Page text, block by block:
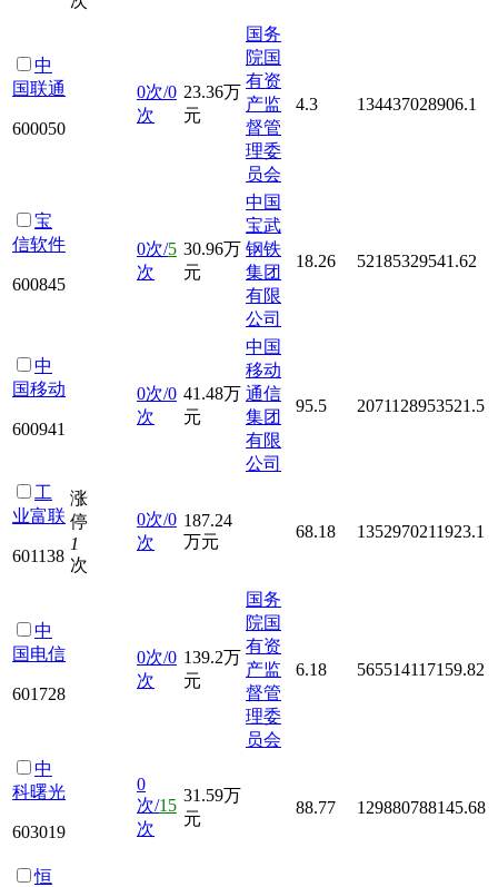
中
国联通
600050
0次/0
次
23.36万
元
国务
院国
有资
产监
督管
理委
员会
4.3 134437028906.1
宝
信软件
600845
0次/5
次
30.96万
元
中国
宝武
钢铁
集团
有限
公司
18.26 52185329541.62
中
国移动
600941
0次/0
次
41.48万
元
中国
移动
通信
集团
有限
公司
95.5 2071128953521.5
工
业富联
601138
涨
停
1
次
0次/0
次
187.24
万元
68.18 1352970211923.1
中
国电信
601728
0次/0
次
139.2万
元
国务
院国
有资
产监
督管
理委
员会
6.18 565514117159.82
中
科曙光
603019
0
次/15
次
31.59万
元
88.77 129880788145.68
恒